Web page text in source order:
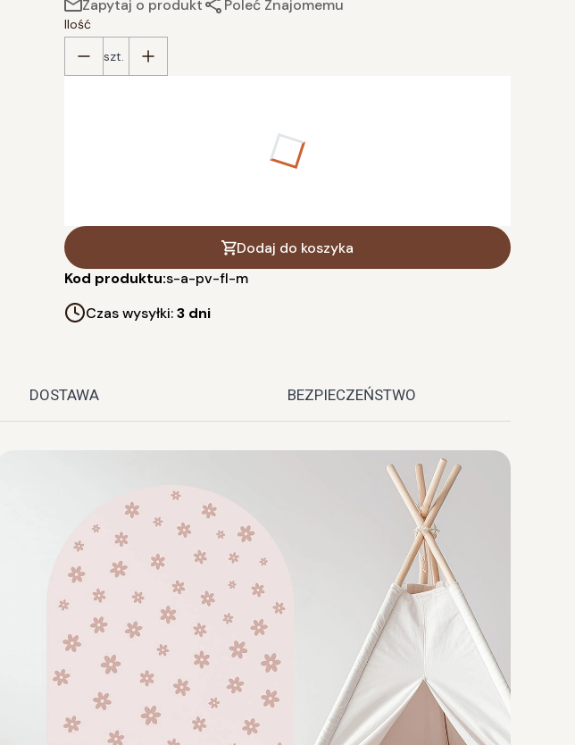
Zapytaj o produkt Poleć Znajomemu
Ilość
szt.
(+90,00 zł)
Dodaj do koszyka
Kod produktu:s-a-pv-fl-m
Czas wysyłki:3 dni
DOSTAWA BEZPIECZEŃSTWO